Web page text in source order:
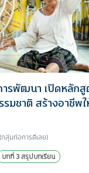
ารพัฒนา เปิดหลัก
รมชาติ สร้างอาชีพ
ลุ่มก่อการดีเลย)
บทที่ 3 สรุปบทเรียน